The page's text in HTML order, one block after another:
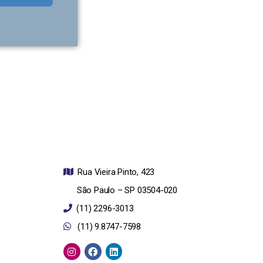
Rua Vieira Pinto, 423
São Paulo – SP 03504-020
(11) 2296-3013
(11) 9.8747-7598